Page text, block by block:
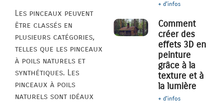
Les pinceaux peuvent
être classés en
plusieurs catégories,
telles que les pinceaux
à poils naturels et
synthétiques. Les
pinceaux à poils
naturels sont idéaux
+ d'infos
Comment
créer des
effets 3D en
peinture
grâce à la
texture et à
la lumière
+ d'infos